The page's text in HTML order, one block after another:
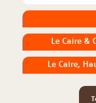
Le Caire &